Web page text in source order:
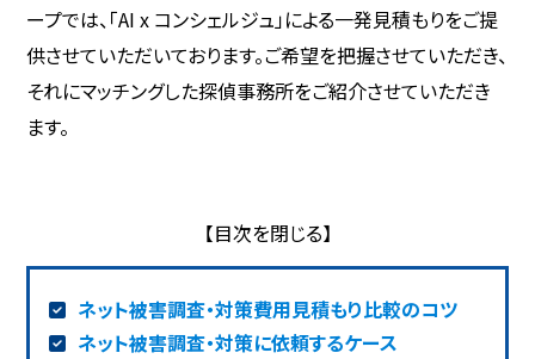
ープでは、「AI x コンシェルジュ」による一発見積もりをご提
供させていただいております。ご希望を把握させていただき、
それにマッチングした探偵事務所をご紹介させていただき
ます。
ネット被害調査・対策費用見積もり比較のコツ
ネット被害調査・対策に依頼するケース